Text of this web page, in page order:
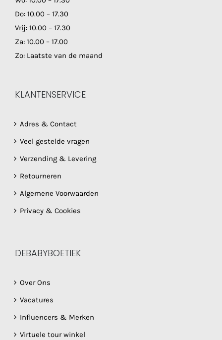
Do: 10.00 – 17.30
Vrij: 10.00 – 17.30
Za: 10.00 – 17.00
Zo: Laatste van de maand
KLANTENSERVICE
Adres & Contact
Veel gestelde vragen
Verzending & Levering
Retourneren
Algemene Voorwaarden
Privacy & Cookies
DEBABYBOETIEK
Over Ons
Vacatures
Influencers & Merken
Virtuele tour winkel